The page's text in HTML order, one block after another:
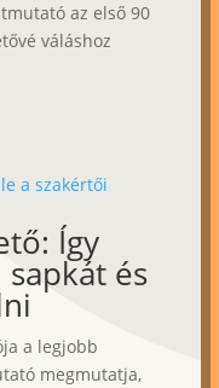
az első 90
váláshoz
Így
és
a legjobb
megmutatja,